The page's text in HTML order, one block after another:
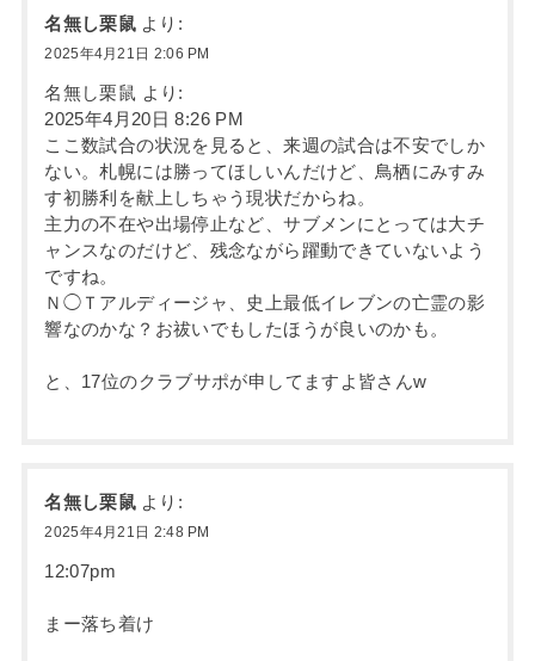
名無し栗鼠 より:
2025年4月21日 2:06 PM
名無し栗鼠 より:
2025年4月20日 8:26 PM
ここ数試合の状況を見ると、来週の試合は不安でしか
ない。札幌には勝ってほしいんだけど、鳥栖にみすみ
す初勝利を献上しちゃう現状だからね。
主力の不在や出場停止など、サブメンにとっては大チ
ャンスなのだけど、残念ながら躍動できていないよう
ですね。
Ｎ◯Ｔアルディージャ、史上最低イレブンの亡霊の影
響なのかな？お祓いでもしたほうが良いのかも。
と、17位のクラブサポが申してますよ皆さんw
名無し栗鼠 より:
2025年4月21日 2:48 PM
12:07pm
まー落ち着け